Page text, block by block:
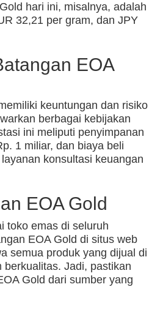
hari ini, misalnya, adalah
32,21 per gram, dan JPY
EOA
keuntungan dan risiko
berbagai kebijakan
ini meliputi penyimpanan
1 miliar, dan biaya beli
konsultasi keuangan
EOA Gold
toko emas di seluruh
EOA Gold di situs web
semua produk yang dijual di
Jadi, pastikan
Gold dari sumber yang